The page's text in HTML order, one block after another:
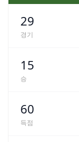
29
경기
15
승
60
득점